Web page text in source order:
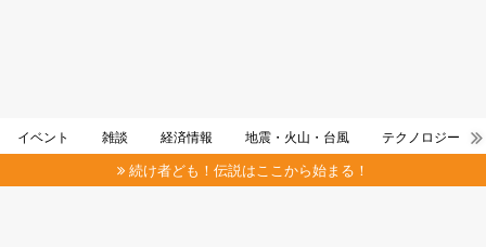
イベント 雑談 経済情報 地震・火山・台風 テクノロジー
続け者ども！伝説はここから始まる！